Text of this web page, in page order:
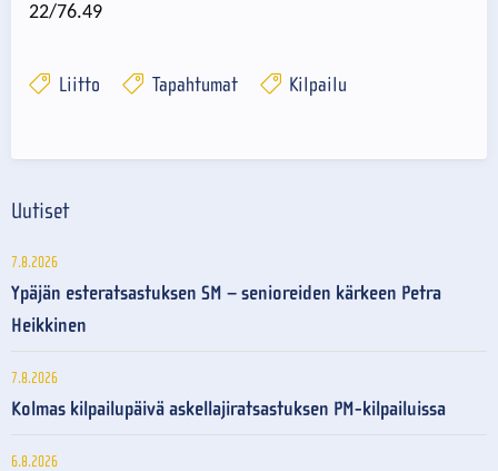
22/76.49
Liitto Tapahtumat Kilpailu
Uutiset
7.8.2026
Ypäjän esteratsastuksen SM – senioreiden kärkeen Petra
Heikkinen
7.8.2026
Kolmas kilpailupäivä askellajiratsastuksen PM-kilpailuissa
6.8.2026